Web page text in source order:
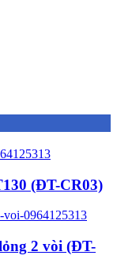
(ĐT-CR03)
2 vòi (ĐT-